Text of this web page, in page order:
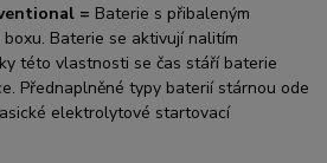
= Baterie s přibaleným
Baterie se aktivují nalitím
této vlastnosti se čas stáří baterie
Přednaplněné typy baterií stárnou ode
elektrolytové startovací